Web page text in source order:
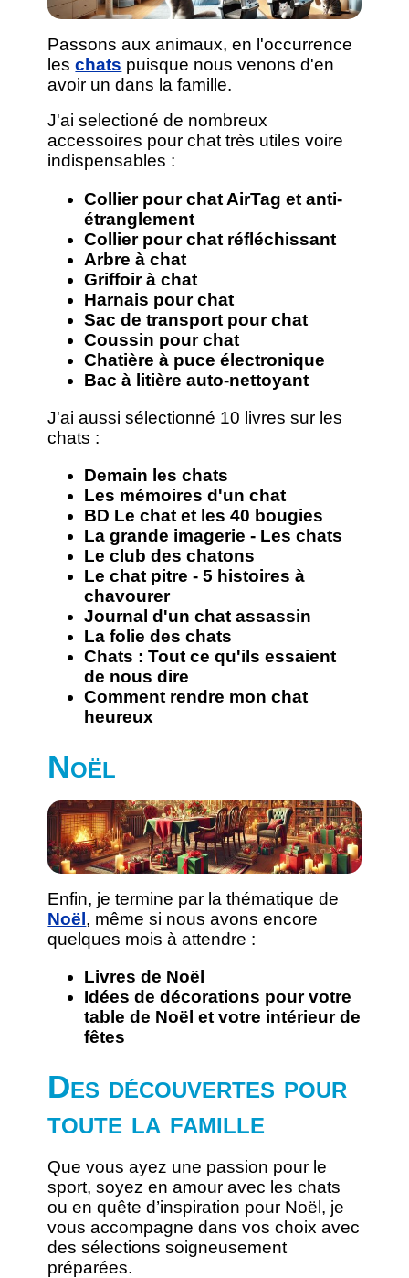
Passons aux animaux, en l'occurrence
leschats puisque nous venons d'en
avoir un dans la famille.
J'ai selectioné de nombreux
accessoires pour chat très utiles voire
indispensables :
Collier pour chat AirTag et anti-
étranglement
Collier pour chat réfléchissant
Arbre à chat
Griffoir à chat
Harnais pour chat
Sac de transport pour chat
Coussin pour chat
Chatière à puce électronique
Bac à litière auto-nettoyant
J'ai aussi sélectionné 10 livres sur les
chats :
Demain les chats
Les mémoires d'un chat
BD Le chat et les 40 bougies
La grande imagerie - Les chats
Le club des chatons
Le chat pitre - 5 histoires à
chavourer
Journal d'un chat assassin
La folie des chats
Chats : Tout ce qu'ils essaient
de nous dire
Comment rendre mon chat
heureux
Noël
Enfin, je termine par la thématique de
Noël , même si nous avons encore
quelques mois à attendre :
Livres de Noël
Idées de décorations pour votre
table de Noël et votre intérieur de
fêtes
Des découvertes pour
toute la famille
Que vous ayez une passion pour le
sport, soyez en amour avec les chats
ou en quête d’inspiration pour Noël, je
vous accompagne dans vos choix avec
des sélections soigneusement
préparées.